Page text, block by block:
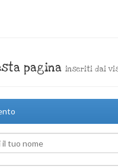
pagina inseriti dai